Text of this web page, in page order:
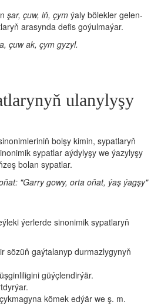
şar, çuw, iň, çym ýaly bölekler gelen-
arasynda defis goýulmaýar.
çuw ak, çym gyzyl.
ulanylyşy
bolşy kimin, sypatlaryň
sypatlar aýdylyşy we ýazylyşy
bolan sypatlar.
"Garry gowy, orta oňat, ýaş ýagşy"
ýerlerde sinonimik sypatlaryň
sözüň gaýtalanyp durmazlygynyň
güýçlendirýär.
kömek edýär we ş. m.